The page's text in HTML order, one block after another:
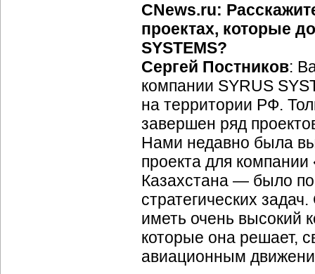
CNews.ru:
проектах, которые
SYSTEMS?
Сергей Постников:
компании SYRUS
на территории РФ.
завершен ряд
Нами недавно была
проекта для
Казахстана — было
стратегических
иметь очень высокий
которые она решает,
авиационным